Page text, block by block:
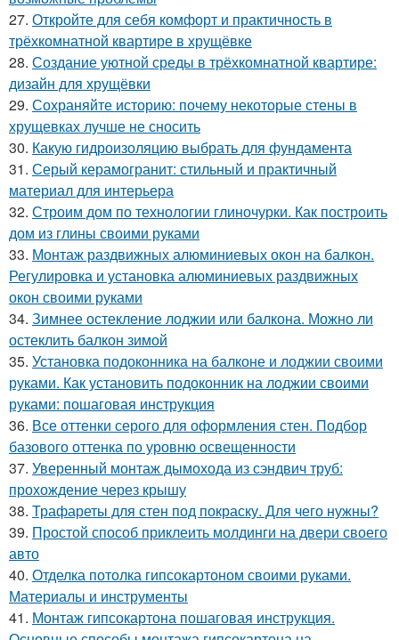
27. Откройте для себя комфорт и практичность в
трёхкомнатной квартире в хрущёвке
28. Создание уютной среды в трёхкомнатной квартире:
дизайн для хрущёвки
29. Сохраняйте историю: почему некоторые стены в
хрущевках лучше не сносить
30. Какую гидроизоляцию выбрать для фундамента
31. Серый керамогранит: стильный и практичный
материал для интерьера
32. Строим дом по технологии глиночурки. Как построить
дом из глины своими руками
33. Монтаж раздвижных алюминиевых окон на балкон.
Регулировка и установка алюминиевых раздвижных
окон своими руками
34. Зимнее остекление лоджии или балкона. Можно ли
остеклить балкон зимой
35. Установка подоконника на балконе и лоджии своими
руками. Как установить подоконник на лоджии своими
руками: пошаговая инструкция
36. Все оттенки серого для оформления стен. Подбор
базового оттенка по уровню освещенности
37. Уверенный монтаж дымохода из сэндвич труб:
прохождение через крышу
38. Трафареты для стен под покраску. Для чего нужны?
39. Простой способ приклеить молдинги на двери своего
авто
40. Отделка потолка гипсокартоном своими руками.
Материалы и инструменты
41. Монтаж гипсокартона пошаговая инструкция.